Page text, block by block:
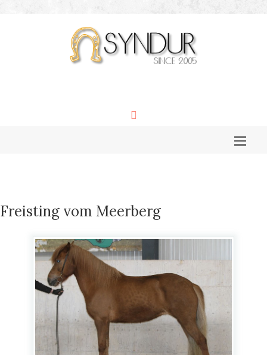
Freisting vom Meerberg